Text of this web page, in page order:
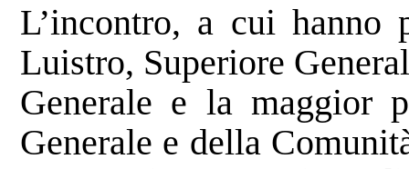
L’incontro, a cui hanno
Luistro, Superiore
Generale e la maggior
Generale e della